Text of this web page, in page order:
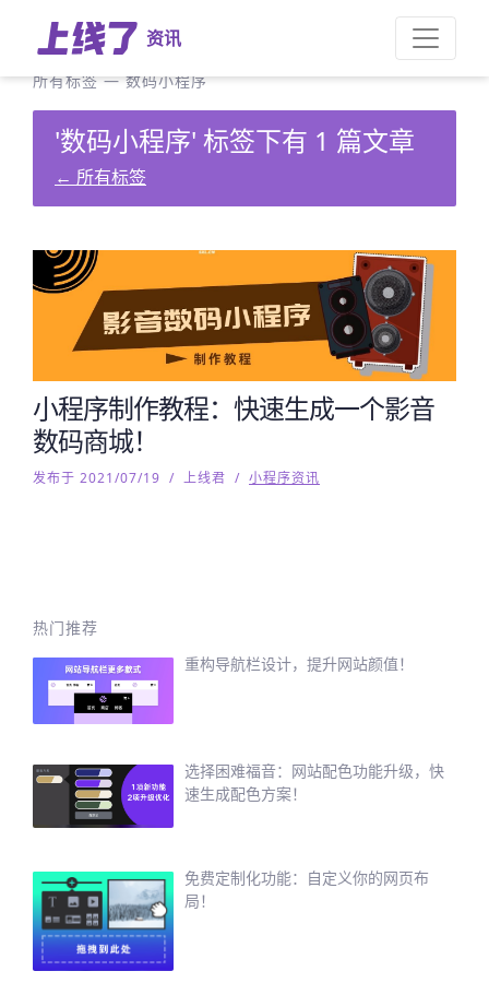
资讯
所有标签—数码小程序
'数码小程序' 标签下有 1 篇文章
← 所有标签
小程序制作教程：快速生成一个影音
数码商城！
发布于 2021/07/19 / 上线君 / 小程序资讯
热门推荐
重构导航栏设计，提升网站颜值！
选择困难福音：网站配色功能升级，快
速生成配色方案！
免费定制化功能：自定义你的网页布
局！